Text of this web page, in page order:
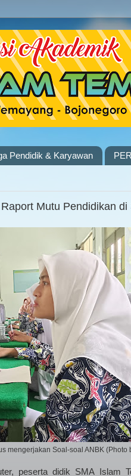
Pendidik & Karyawan
Mutu Pendidikan di
mengerjakan Soal-soal ANBK (Photo
peserta didik SMA Islam